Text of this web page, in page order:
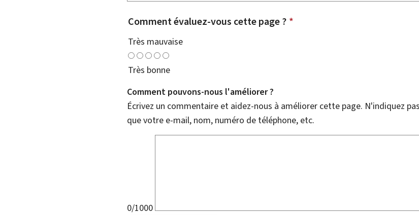
Comment évaluez-vous cette page ? *
Très mauvaise
Très bonne
Comment pouvons-nous l'améliorer ?
Écrivez un commentaire et aidez-nous à améliorer cette page. N'indiquez
que votre e-mail, nom, numéro de téléphone, etc.
0/1000